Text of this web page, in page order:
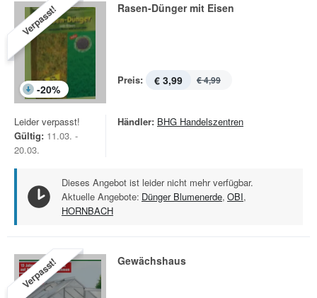
Verpasst!
-20%
Rasen-Dünger mit Eisen
Preis: € 3,99 € 4,99
Leider verpasst!
Gültig: 11.03. -
20.03.
Händler: BHG Handelszentren
Dieses Angebot ist leider nicht mehr verfügbar.
Aktuelle Angebote: Dünger Blumenerde, OBI,
HORNBACH
Verpasst! Gewächshaus